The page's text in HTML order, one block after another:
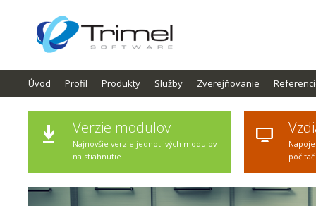
Úvod Profil Produkty Služby Zverejňovanie
Verzie modulov
Najnovšie verzie jednotlivých modulov
na stiahnutie